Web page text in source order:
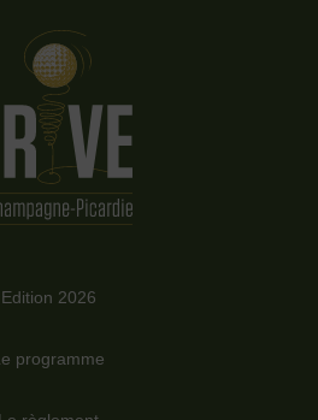
Edition 2026
programme